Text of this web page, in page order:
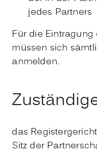
jedes Partners
Für die
müssen sich
anmelden.
das
Sitz der